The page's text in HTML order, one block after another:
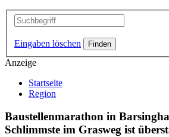
Eingaben löschen
Anzeige
Startseite
Region
Baustellenmarathon in
Schlimmste im Grasweg ist